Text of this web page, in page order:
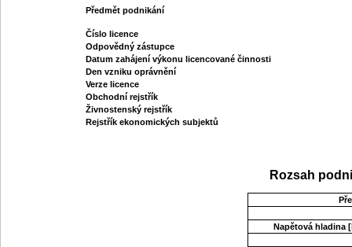
Předmět podnikání
Číslo licence
Odpovědný zástupce
Datum zahájení výkonu licencované činnosti
Den vzniku oprávnění
Verze licence
Obchodní rejstřík
Živnostenský rejstřík
Rejstřík ekonomických subjektů
Rozsah
Napětová hladina